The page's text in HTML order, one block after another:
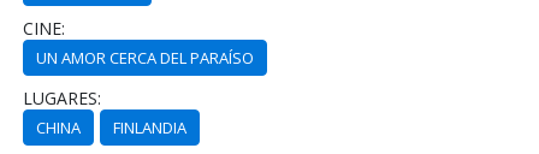
CINE:
UN AMOR CERCA DEL PARAÍSO
LUGARES:
CHINA FINLANDIA